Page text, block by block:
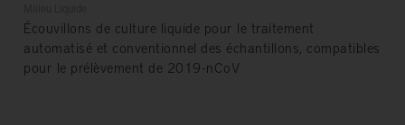
Écouvillons de culture liquide pour le traitement
automatisé et conventionnel des échantillons, compatibles
pour le prélèvement de 2019-nCoV